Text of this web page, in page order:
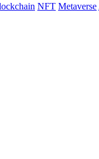
NFT Metaverse